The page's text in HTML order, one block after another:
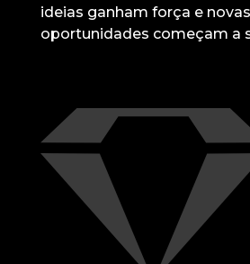
ideias ganham força e novas
oportunidades começam a